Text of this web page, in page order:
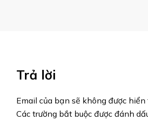
Trả lời
Email của bạn sẽ không được hiển
Các trường bắt buộc được đánh